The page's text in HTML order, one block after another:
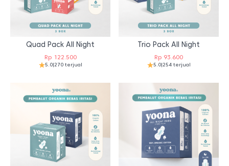
Quad Pack All Night
Rp122.500
5.0|270 terjual
Trio Pack All Night
Rp 93.600
5.0|254 terjual